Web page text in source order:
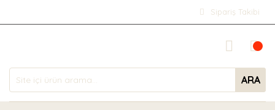
Sipariş Takibi
ARA